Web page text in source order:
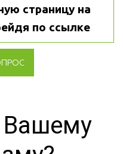
по ссылке
Вашему